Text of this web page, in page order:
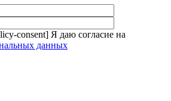
consent] Я даю согласие на
данных